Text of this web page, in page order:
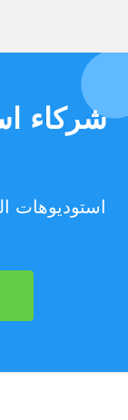
شركاء
استوديوهات